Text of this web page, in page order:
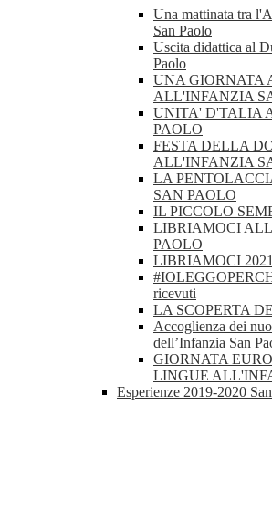
Una mattinata tra
San Paolo
Uscita didattica al
Paolo
UNA GIORNATA
ALL'INFANZIA
UNITA' D'TALIA
PAOLO
FESTA DELLA
ALL'INFANZIA
LA
SAN PAOLO
IL PICCOLO
LIBRIAMOCI
PAOLO
LIBRIAMOCI 2021
ricevuti
LA SCOPERTA
Accoglienza dei
dell’Infanzia San
GIORNATA
LINGUE
Esperienze 2019-2020